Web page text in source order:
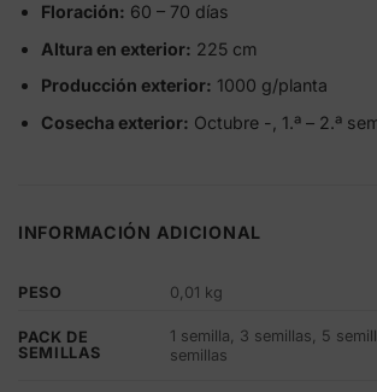
Floración: 60 – 70 días
Altura en exterior: 225 cm
Producción exterior: 1000 g/planta
Cosecha exterior: Octubre -, 1.ª – 2.ª
INFORMACIÓN ADICIONAL
PESO 0,01 kg
PACK DE
SEMILLAS
1 semilla, 3 semillas, 5
semillas